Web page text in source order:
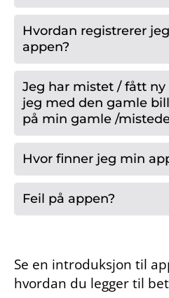
Hvordan registrerer
appen?
Jeg har mistet / fått
jeg med den gamle
på min gamle /
Hvor finner jeg min
Feil på appen?
Se en introduksjon til
hvordan du legger til